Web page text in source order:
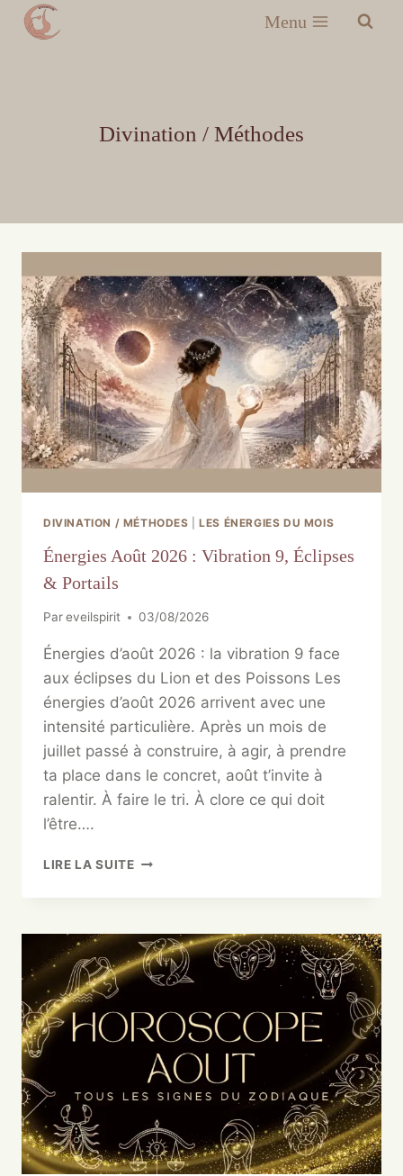
Menu
Divination / Méthodes
DIVINATION / MÉTHODES |LES ÉNERGIES DU MOIS
Énergies Août 2026 : Vibration 9, Éclipses
& Portails
Pareveilspirit 03/08/2026
Énergies d’août 2026 : la vibration 9 face
aux éclipses du Lion et des Poissons Les
énergies d’août 2026 arrivent avec une
intensité particulière. Après un mois de
juillet passé à construire, à agir, à prendre
ta place dans le concret, août t’invite à
ralentir. À faire le tri. À clore ce qui doit
l’être….
LIRE LA SUITE